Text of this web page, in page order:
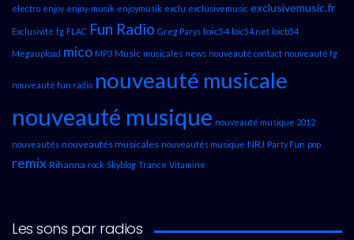
electro enjoy enjoy-musik enjoymusik exclu exclusivemusic exclusivemusic.fr
Exclusivité fg FLAC Fun Radio Greg Parys loic54 loic54.net loicb54
Megaupload mico MP3 Music musicales news nouveauté contact nouveauté fg
nouveauté fun radio nouveauté musicale
nouveauté musique nouveauté musique 2012
nouveautés nouveautés musicales nouveautés musique NRJ Party Fun pop
remix Rihanna rock Skyblog Trance Vitamine
Les sons par radios